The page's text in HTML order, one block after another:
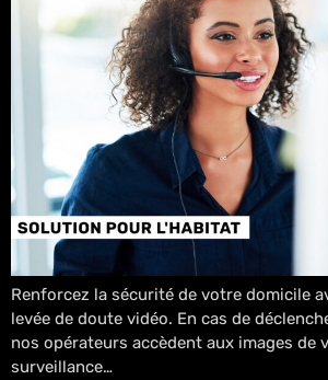
Renforcez la sécurité de votre domicile
levée de doute vidéo. En cas de
nos opérateurs accèdent aux images de
surveillance…